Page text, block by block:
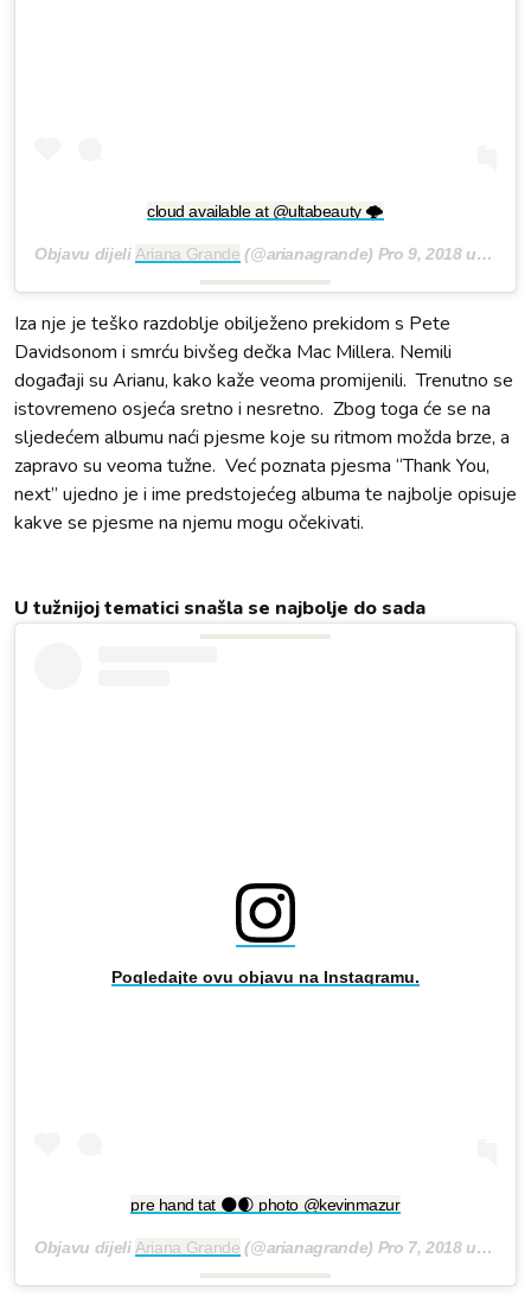
cloud available at @ultabeauty 🌩
Objavu dijeli Ariana Grande (@arianagrande) Pro 9, 2018 u 3:18 PST
Iza nje je teško razdoblje obilježeno prekidom s Pete
Davidsonom i smrću bivšeg dečka Mac Millera. Nemili
događaji su Arianu, kako kaže veoma promijenili. Trenutno se
istovremeno osjeća sretno i nesretno. Zbog toga će se na
sljedećem albumu naći pjesme koje su ritmom možda brze, a
zapravo su veoma tužne. Već poznata pjesma “Thank You,
next” ujedno je i ime predstojećeg albuma te najbolje opisuje
kakve se pjesme na njemu mogu očekivati.
U tužnijoj tematici snašla se najbolje do sada
Pogledajte ovu objavu na Instagramu.
pre hand tat 🌑🌒 photo @kevinmazur
Objavu dijeliAriana Grande (@arianagrande) Pro 7, 2018 u 7:55 PST